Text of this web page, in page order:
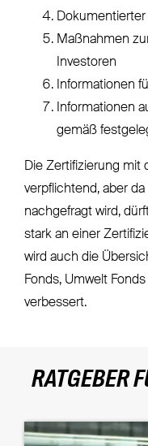
Maßnahmen
Investoren
Informationen
Informationen
gemäß
Die Zertifizierung mit
verpflichtend, aber
nachgefragt wird,
stark an einer
wird auch die
Fonds, Umwelt
verbessert.
RATGEBER